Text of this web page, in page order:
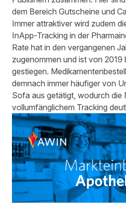
dem Bereich Gutscheine und
Immer attraktiver wird zudem
InApp-Tracking in der
Rate hat in den vergangenen
zugenommen und ist von 2019
gestiegen.
demnach immer häufiger von
Sofa aus getätigt, wodurch die
vollumfänglichem Tracking